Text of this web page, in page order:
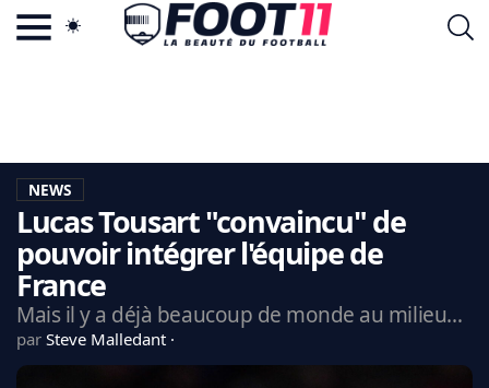
LA CHARTE
VIE PRIVÉE
CGU
CONTACTEZ-NOUS
NEWS
Lucas Tousart "convaincu" de
pouvoir intégrer l'équipe de
France
Mais il y a déjà beaucoup de monde au milieu…
par Steve Malledant